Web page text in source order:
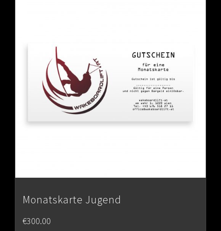
Monatskarte Jugend
€300.00